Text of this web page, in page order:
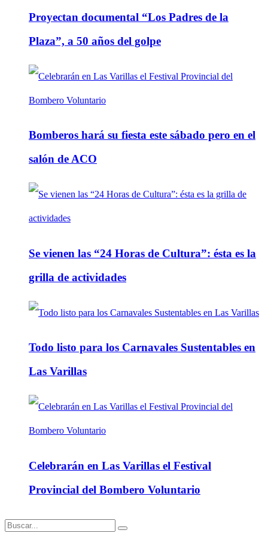
Proyectan documental “Los Padres de la
Plaza”, a 50 años del golpe
Bomberos hará su fiesta este sábado pero en el
salón de ACO
Se vienen las “24 Horas de Cultura”: ésta es la
grilla de actividades
Todo listo para los Carnavales Sustentables en
Las Varillas
Celebrarán en Las Varillas el Festival
Provincial del Bombero Voluntario